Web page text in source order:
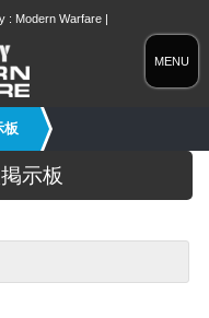
MENU
: Modern Warfare |
板
示板